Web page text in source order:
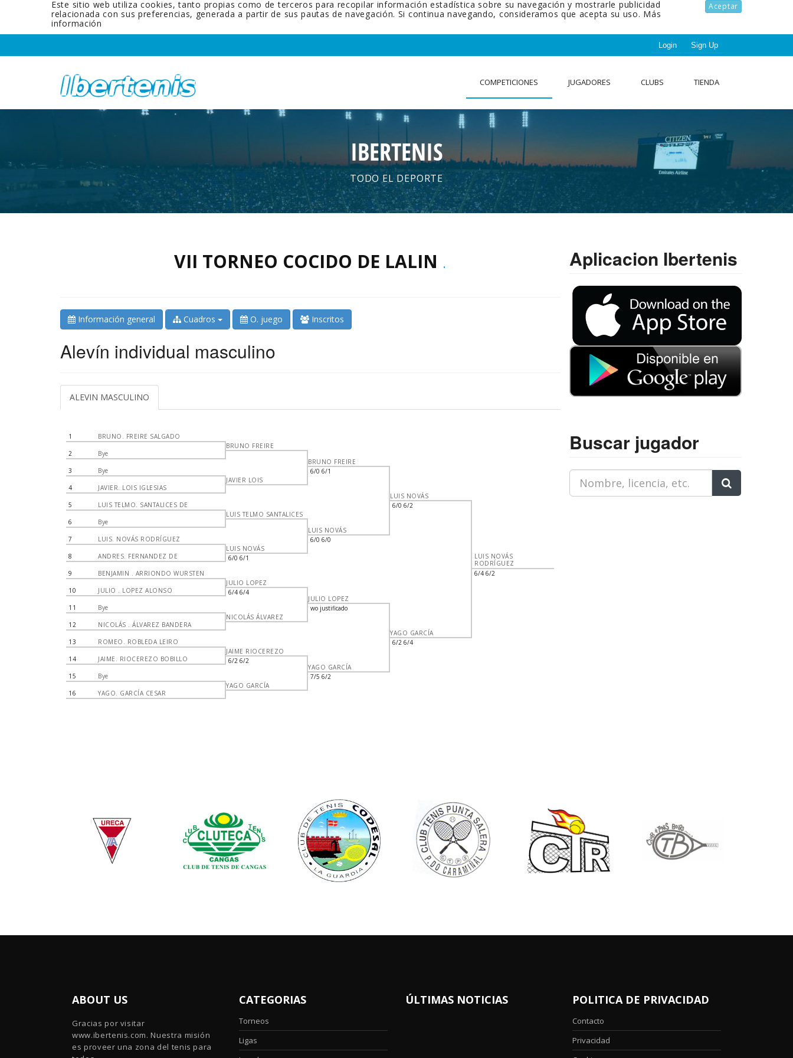
Aceptar
Este sitio web utiliza cookies, tanto propias como de terceros para recopilar información estadística sobre su navegación y mostrarle publicidad
relacionada con sus preferencias, generada a partir de sus pautas de navegación. Si continua navegando, consideramos que acepta su uso. Más
información
Login Sign Up
COMPETICIONES JUGADORES CLUBS TIENDA
IBERTENIS
TODO EL DEPORTE
VII TORNEO COCIDO DE LALIN .
Información general Cuadros O. juego Inscritos
Alevín individual masculino
ALEVIN MASCULINO
1 BRUNO. FREIRE SALGADO
2 Bye
3 Bye
4 JAVIER. LOIS IGLESIAS
5 LUIS TELMO. SANTALICES DE
6 Bye
7 LUIS. NOVÁS RODRÍGUEZ
8 ANDRES. FERNANDEZ DE
9 BENJAMIN . ARRIONDO WURSTEN
10 JULIO . LOPEZ ALONSO
11 Bye
12 NICOLÁS . ÁLVAREZ BANDERA
13 ROMEO. ROBLEDA LEIRO
14 JAIME. RIOCEREZO BOBILLO
15 Bye
16 YAGO. GARCÍA CESAR
BRUNO FREIRE
JAVIER LOIS
LUIS TELMO SANTALICES
LUIS NOVÁS
6/0 6/1
JULIO LOPEZ
6/4 6/4
NICOLÁS ÁLVAREZ
JAIME RIOCEREZO
6/2 6/2
YAGO GARCÍA
BRUNO FREIRE
6/0 6/1
LUIS NOVÁS
6/0 6/0
JULIO LOPEZ
wo justificado
YAGO GARCÍA
7/5 6/2
LUIS NOVÁS
6/0 6/2
YAGO GARCÍA
6/2 6/4
LUIS NOVÁS
RODRÍGUEZ
6/4 6/2
Aplicacion Ibertenis
Buscar jugador
ABOUT US
Gracias por visitar
www.ibertenis.com. Nuestra misión
es proveer una zona del tenis para
CATEGORIAS
Torneos
Ligas
ÚLTIMAS NOTICIAS POLITICA DE PRIVACIDAD
Contacto
Privacidad